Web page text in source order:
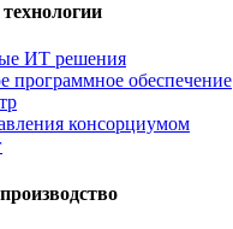
ИТ решения
программное обеспечение
консорциумом